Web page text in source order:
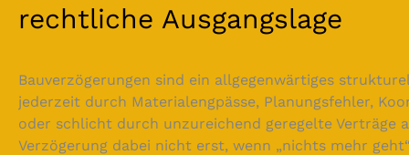
rechtliche Ausgangslage
Bauverzögerungen sind ein allgegenwärtiges
jederzeit durch Materialengpässe, Planungsfehler,
oder schlicht durch unzureichend geregelte Verträge
Verzögerung dabei nicht erst, wenn „nichts mehr